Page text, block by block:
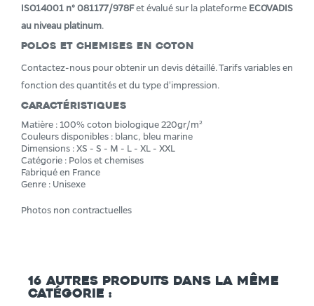
ISO14001 n° 081177/978Fet évalué sur la plateforme ECOVADIS
au niveau platinum.
Polos et chemises en Coton
Contactez-nous pour obtenir un devis détaillé. Tarifs variables en
fonction des quantités et du type d'impression.
Caractéristiques
Matière : 100% coton biologique 220gr/m²
Couleurs disponibles : blanc, bleu marine
Dimensions : XS - S - M - L - XL - XXL
Catégorie : Polos et chemises
Fabriqué en France
Genre : Unisexe
Photos non contractuelles
16 autres produits dans la même
catégorie :